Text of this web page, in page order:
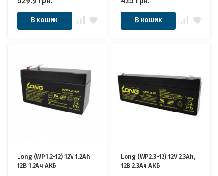
В кошик В кошик
Long (WP1.2-12) 12V 1.2Ah,
12В 1.2Ач АКБ
Long (WP2.3-12) 12V 2.3Ah,
12В 2.3Ач АКБ